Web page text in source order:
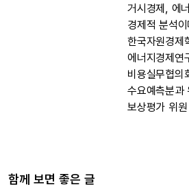
거시경제, 에
경제적 분석
한국자원경제
에너지경제연
비용실무협의
수요예측분과
보상평가 위
함께 보면 좋은 글